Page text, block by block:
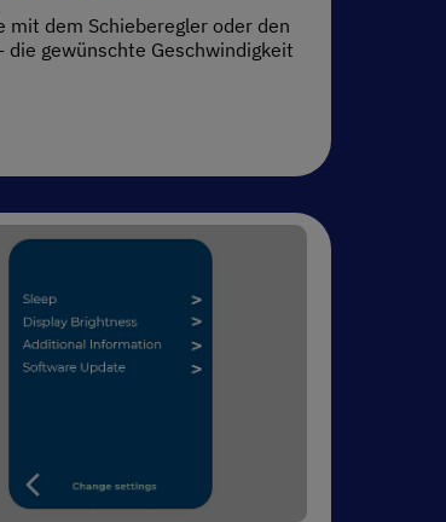
mit dem Schieberegler oder den
die gewünschte Geschwindigkeit